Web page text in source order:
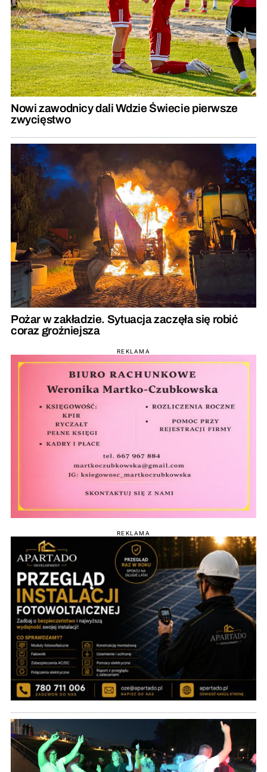
Nowi zawodnicy dali Wdzie Świecie pierwsze
zwycięstwo
Pożar w zakładzie. Sytuacja zaczęła się robić
coraz groźniejsza
REKLAMA
REKLAMA